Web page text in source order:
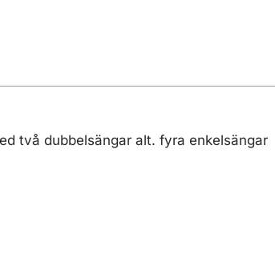
två dubbelsängar alt. fyra enkelsängar